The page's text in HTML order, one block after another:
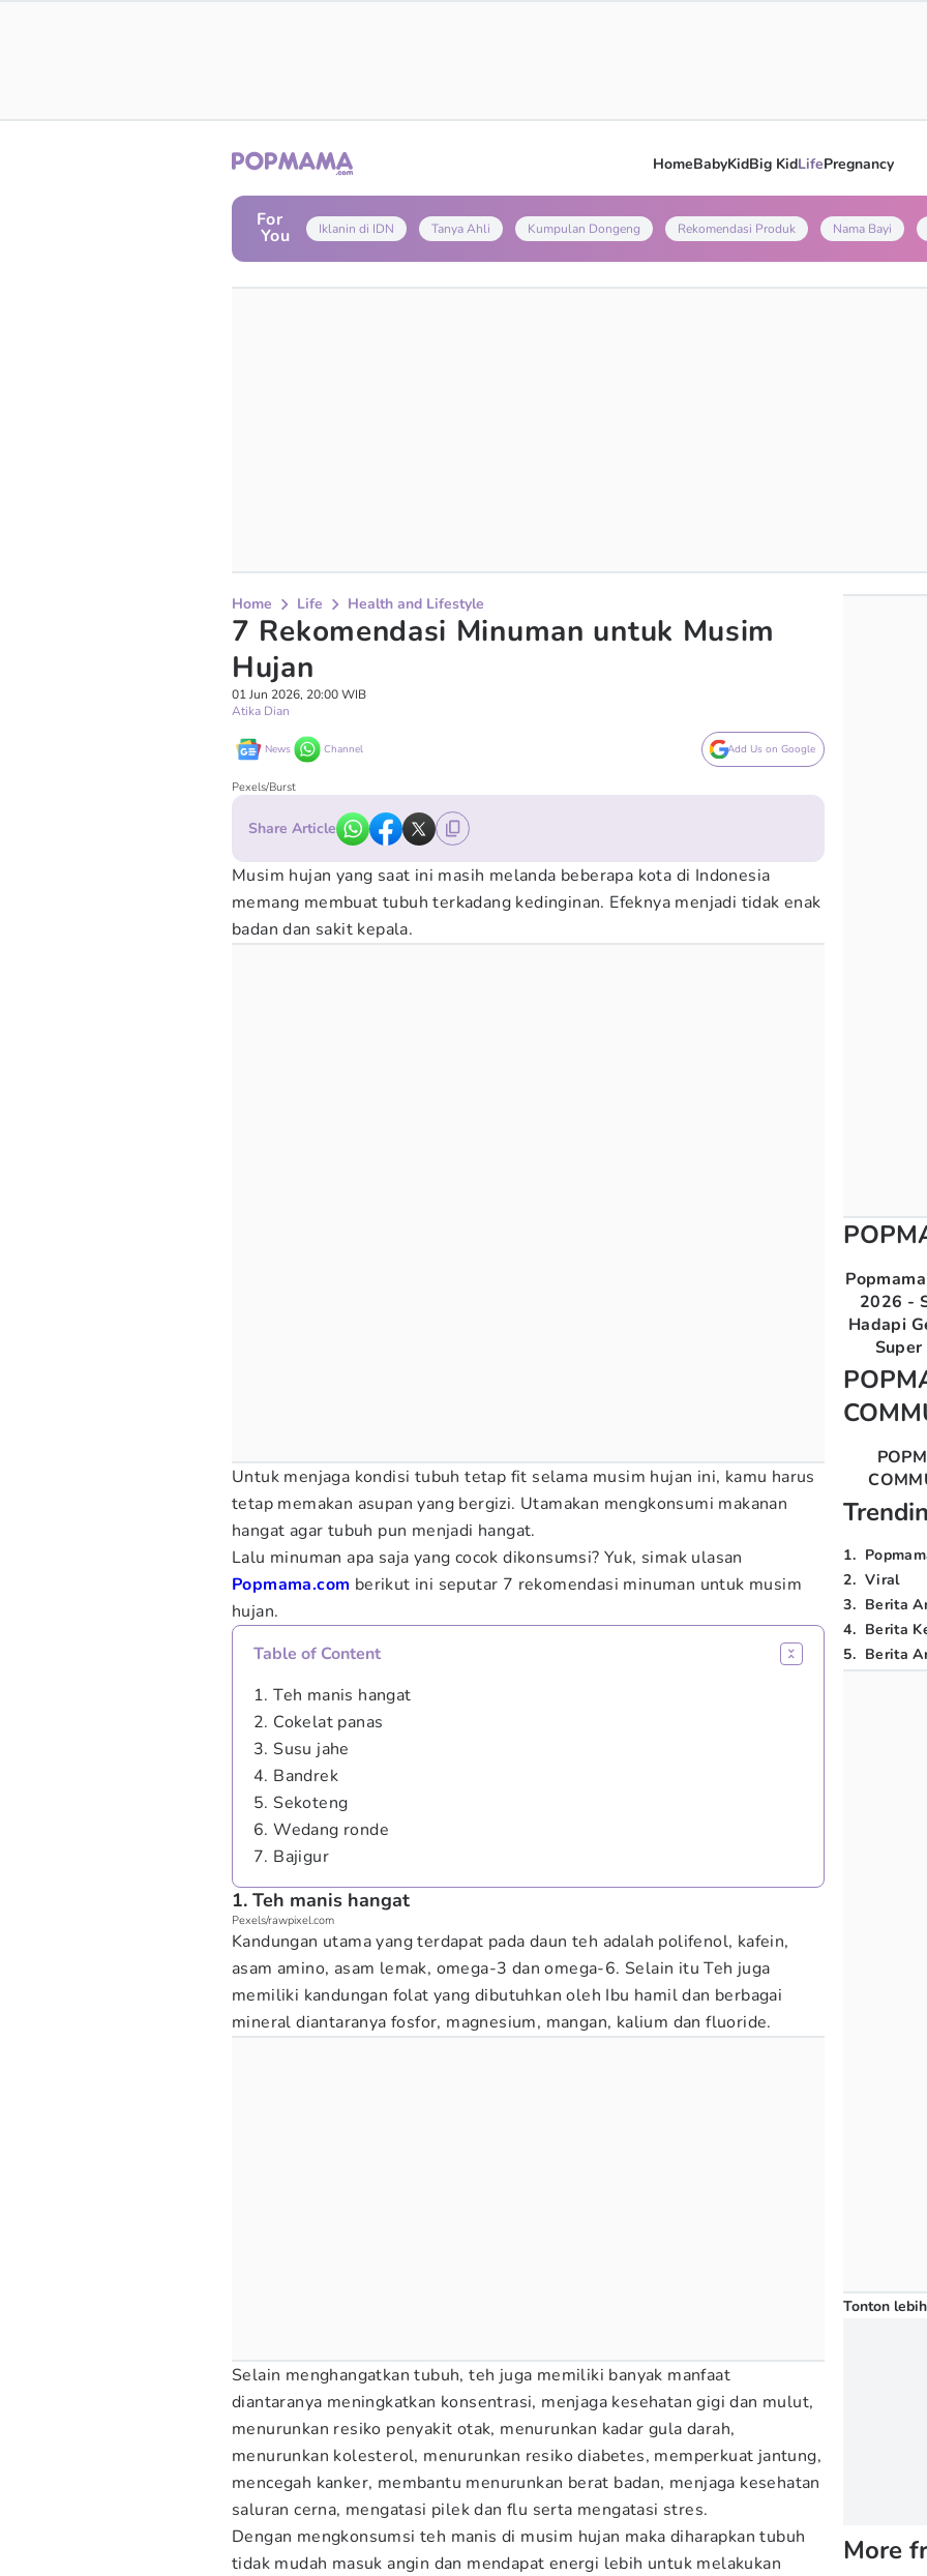
HomeBabyKidBig KidLifePregnancy
For
You Iklanin di IDN Tanya Ahli Kumpulan Dongeng Rekomendasi Produk Nama Bayi
Home Life Health and Lifestyle
7 Rekomendasi Minuman untuk Musim
Hujan
01 Jun 2026, 20:00 WIB
Atika Dian
News Channel Add Us on Google
Pexels/Burst
Share Article
Musim hujan yang saat ini masih melanda beberapa kota di Indonesia
memang membuat tubuh terkadang kedinginan. Efeknya menjadi tidak enak
badan dan sakit kepala.
Untuk menjaga kondisi tubuh tetap fit selama musim hujan ini, kamu harus
tetap memakan asupan yang bergizi. Utamakan mengkonsumi makanan
hangat agar tubuh pun menjadi hangat.
Lalu minuman apa saja yang cocok dikonsumsi? Yuk, simak ulasan
Popmama.com berikut ini seputar 7 rekomendasi minuman untuk musim
hujan.
Table of Content
1. Teh manis hangat
2. Cokelat panas
3. Susu jahe
4. Bandrek
5. Sekoteng
6. Wedang ronde
7. Bajigur
1. Teh manis hangat
Pexels/rawpixel.com
Kandungan utama yang terdapat pada daun teh adalah polifenol, kafein,
asam amino, asam lemak, omega-3 dan omega-6. Selain itu Teh juga
memiliki kandungan folat yang dibutuhkan oleh Ibu hamil dan berbagai
mineral diantaranya fosfor, magnesium, mangan, kalium dan fluoride.
Selain menghangatkan tubuh, teh juga memiliki banyak manfaat
diantaranya meningkatkan konsentrasi, menjaga kesehatan gigi dan mulut,
menurunkan resiko penyakit otak, menurunkan kadar gula darah,
menurunkan kolesterol, menurunkan resiko diabetes, memperkuat jantung,
mencegah kanker, membantu menurunkan berat badan, menjaga kesehatan
saluran cerna, mengatasi pilek dan flu serta mengatasi stres.
Dengan mengkonsumsi teh manis di musim hujan maka diharapkan tubuh
tidak mudah masuk angin dan mendapat energi lebih untuk melakukan
2026 -
Hadapi
1.
2. Viral
3. Berita
4. Berita
5. Berita
Tonton
More